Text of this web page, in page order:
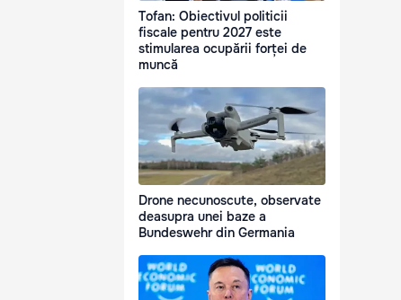
Tofan: Obiectivul politicii
fiscale pentru 2027 este
stimularea ocupării forței de
muncă
Drone necunoscute, observate
deasupra unei baze a
Bundeswehr din Germania